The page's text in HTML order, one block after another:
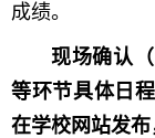
成绩。
现场确认
等环节具体日
在学校网站发布